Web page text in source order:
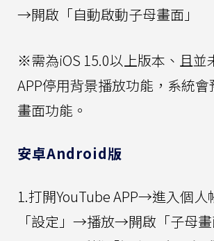
→開啟「自動啟動子母畫面」
※需為iOS 15.0以上版本、且並
APP停用背景播放功能，系統
畫面功能。
安卓Android版
1.打開YouTube APP→進入個人
「設定」→播放→開啟「子母畫